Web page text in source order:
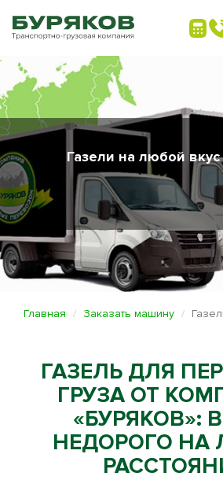
Газели на любой
Главная Заказать машину
ГАЗЕЛЬ ДЛЯ
ГРУЗА ОТ
«БУРЯКОВ»:
НЕДОРОГО НА